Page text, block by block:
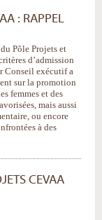
: RAPPEL
Pôle Projets et
d’admission
Conseil exécutif a
sur la promotion
femmes et des
mais aussi
ou encore
à des
CEVAA